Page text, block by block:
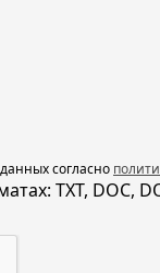
согласно
TXT, DOC,